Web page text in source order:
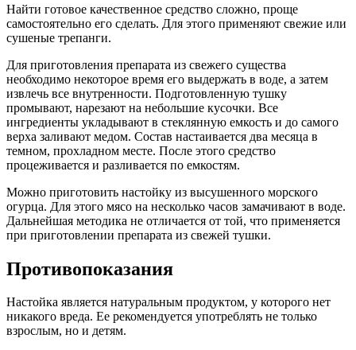
Найти готовое качественное средство сложно, проще
самостоятельно его сделать. Для этого применяют свежие или
сушеные трепанги.
Для приготовления препарата из свежего существа
необходимо некоторое время его выдержать в воде, а затем
извлечь все внутренности. Подготовленную тушку
промывают, нарезают на небольшие кусочки. Все
ингредиенты укладывают в стеклянную емкость и до самого
верха заливают медом. Состав настаивается два месяца в
темном, прохладном месте. После этого средство
процеживается и разливается по емкостям.
Можно приготовить настойку из высушенного морского
огурца. Для этого мясо на несколько часов замачивают в воде.
Дальнейшая методика не отличается от той, что применяется
при приготовлении препарата из свежей тушки.
Противопоказания
Настойка является натуральным продуктом, у которого нет
никакого вреда. Ее рекомендуется употреблять не только
взрослым, но и детям.